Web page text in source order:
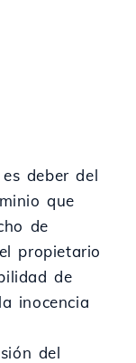
deber del
que
de
propietario
de
inocencia
del